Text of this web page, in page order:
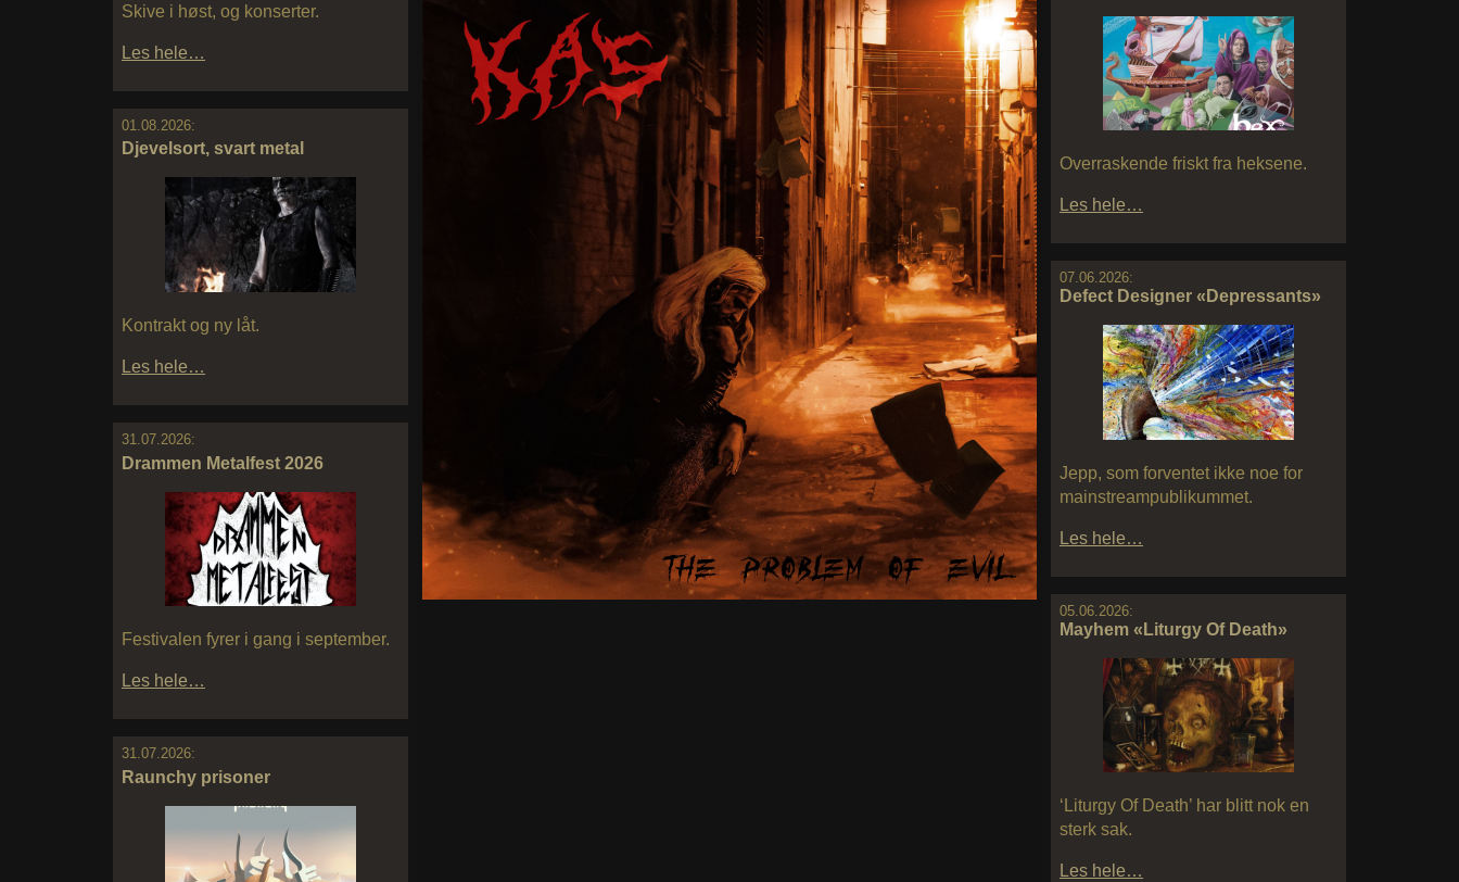
Skive i høst, og konserter.
Les hele…
01.08.2026:
Djevelsort, svart metal
Kontrakt og ny låt.
Les hele…
31.07.2026:
Drammen Metalfest 2026
Festivalen fyrer i gang i september.
Les hele…
31.07.2026:
Raunchy prisoner
Overraskende friskt fra heksene.
Les hele…
07.06.2026:
Defect Designer «Depressants»
Jepp, som forventet ikke noe for
mainstreampublikummet.
Les hele…
05.06.2026:
Mayhem «Liturgy Of Death»
‘Liturgy Of Death’ har blitt nok en
sterk sak.
Les hele…